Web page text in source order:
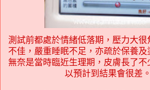
測試前都處於情緒低落期，壓力大很
不佳，嚴重睡眠不足，亦疏於保養及
無奈是當時臨近生理期，皮膚長了
以預計到結果會很差。